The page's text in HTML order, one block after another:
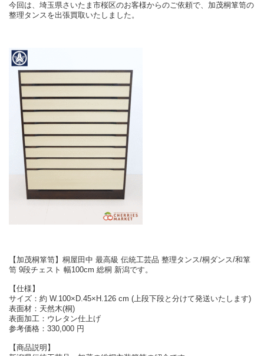
今回は、埼玉県さいたま市桜区のお客様からのご依頼で、加茂桐箪笥の
整理タンスを出張買取いたしました。
【加茂桐箪笥】桐屋田中 最高級 伝統工芸品 整理タンス/桐ダンス/和箪
笥 9段チェスト 幅100cm 総桐 新潟です。
【仕様】
サイズ：約 W.100×D.45×H.126 cm (上段下段と分けて発送いたします)
表面材：天然木(桐)
表面加工：ウレタン仕上げ
参考価格：330,000 円
【商品説明】